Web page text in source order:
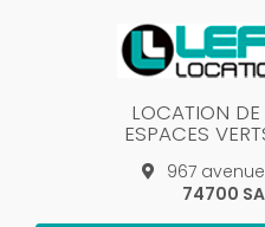
LOCATION DE
ESPACES
967
74700